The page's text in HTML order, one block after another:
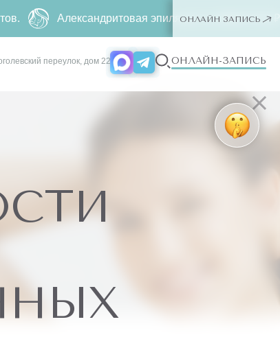
переулок, дом 22 ОНЛАЙН-ЗАПИСЬ
эпиляция за4990 ₽500 ₽ ー любая
ОНЛАЙН ЗАПИСЬ